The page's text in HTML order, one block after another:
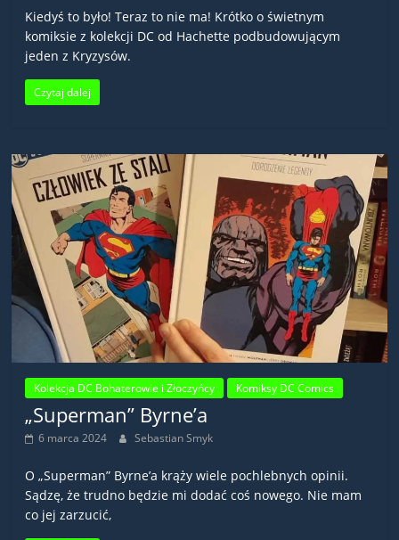
Kiedyś to było! Teraz to nie ma! Krótko o świetnym
komiksie z kolekcji DC od Hachette podbudowującym
jeden z Kryzysów.
Czytaj dalej
Kolekcja DC Bohaterowie i Złoczyńcy Komiksy DC Comics
„Superman” Byrne’a
6 marca 2024 Sebastian Smyk
O „Superman” Byrne’a krąży wiele pochlebnych opinii.
Sądzę, że trudno będzie mi dodać coś nowego. Nie mam
co jej zarzucić,